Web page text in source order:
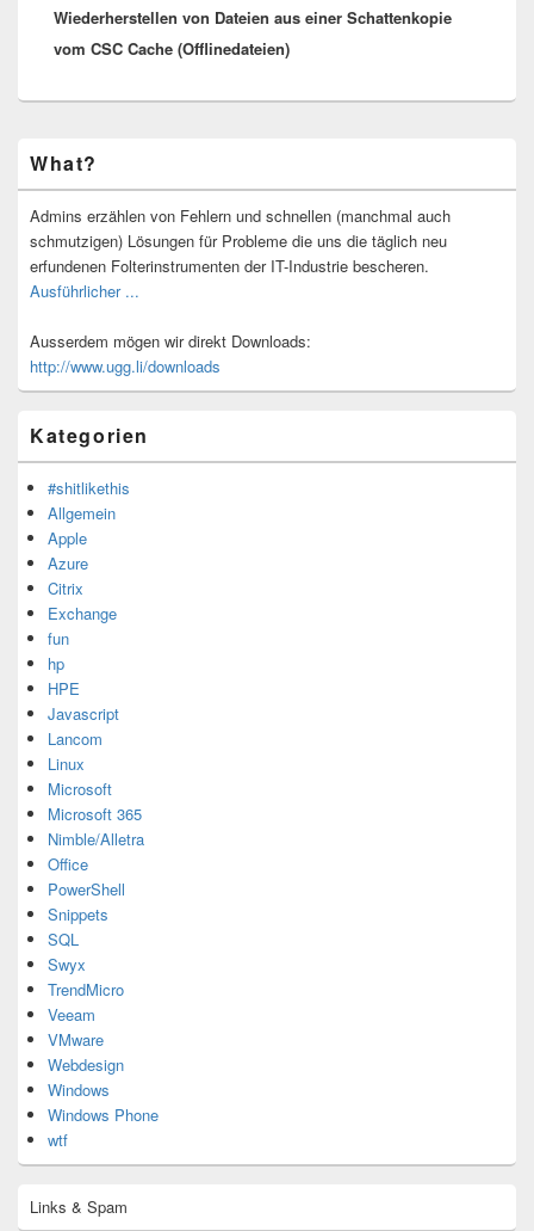
Beitrag:
Wiederherstellen von Dateien aus einer Schattenkopie
vom CSC Cache (Offlinedateien)
Seitenleisten-
Widgetbereich
What?
Admins erzählen von Fehlern und schnellen (manchmal auch
schmutzigen) Lösungen für Probleme die uns die täglich neu
erfundenen Folterinstrumenten der IT-Industrie bescheren.
Ausführlicher ...
Ausserdem mögen wir direkt Downloads:
http://www.ugg.li/downloads
Kategorien
#shitlikethis
Allgemein
Apple
Azure
Citrix
Exchange
fun
hp
HPE
Javascript
Lancom
Linux
Microsoft
Microsoft 365
Nimble/Alletra
Office
PowerShell
Snippets
SQL
Swyx
TrendMicro
Veeam
VMware
Webdesign
Windows
Windows Phone
wtf
Links & Spam